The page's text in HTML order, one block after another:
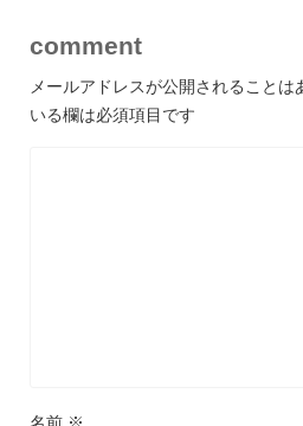
comment
メールアドレスが公開されることは
いる欄は必須項目です